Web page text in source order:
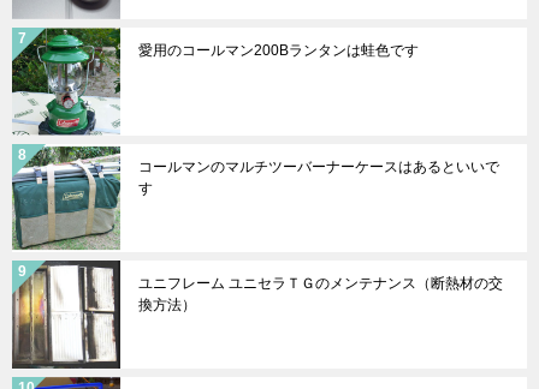
愛用のコールマン200Bランタンは蛙色です
コールマンのマルチツーバーナーケースはあるといいで
す
ユニフレーム ユニセラＴＧのメンテナンス（断熱材の交
換方法）